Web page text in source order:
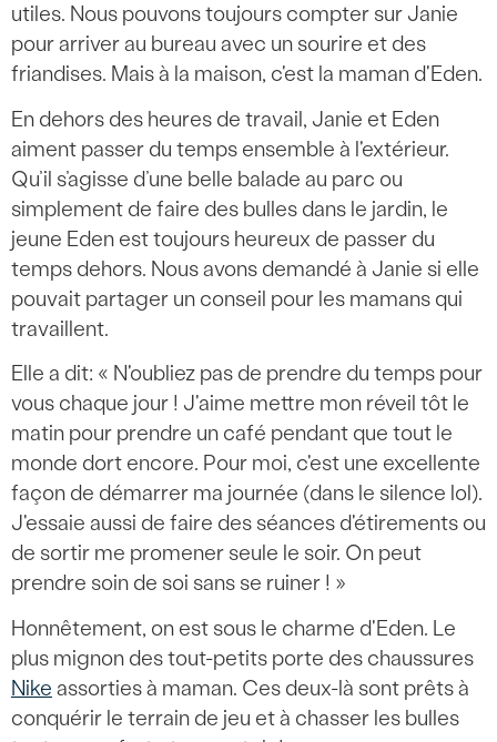
utiles. Nous pouvons toujours compter sur Janie
pour arriver au bureau avec un sourire et des
friandises. Mais à la maison, c'est la maman d'Eden.
En dehors des heures de travail, Janie et Eden
aiment passer du temps ensemble à l'extérieur.
Qu’il s’agisse d’une belle balade au parc ou
simplement de faire des bulles dans le jardin, le
jeune Eden est toujours heureux de passer du
temps dehors. Nous avons demandé à Janie si elle
pouvait partager un conseil pour les mamans qui
travaillent.
Elle a dit: « N'oubliez pas de prendre du temps pour
vous chaque jour ! J'aime mettre mon réveil tôt le
matin pour prendre un café pendant que tout le
monde dort encore. Pour moi, c'est une excellente
façon de démarrer ma journée (dans le silence lol).
J'essaie aussi de faire des séances d'étirements ou
de sortir me promener seule le soir. On peut
prendre soin de soi sans se ruiner ! »
Honnêtement, on est sous le charme d'Eden. Le
plus mignon des tout-petits porte des chaussures
Nike assorties à maman. Ces deux-là sont prêts à
conquérir le terrain de jeu et à chasser les bulles